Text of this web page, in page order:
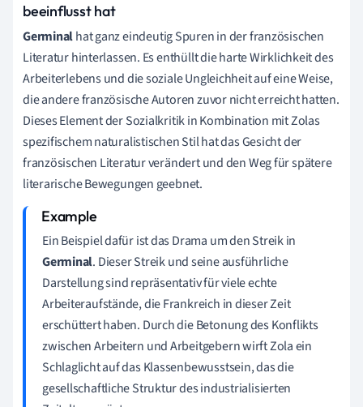
beeinflusst hat
Germinalhat ganz eindeutig Spuren in der französischen
Literatur hinterlassen. Es enthüllt die harte Wirklichkeit des
Arbeiterlebens und die soziale Ungleichheit auf eine Weise,
die andere französische Autoren zuvor nicht erreicht hatten.
Dieses Element der Sozialkritik in Kombination mit Zolas
spezifischem naturalistischen Stil hat das Gesicht der
französischen Literatur verändert und den Weg für spätere
literarische Bewegungen geebnet.
Ein Beispiel dafür ist das Drama um den Streik in
Germinal. Dieser Streik und seine ausführliche
Darstellung sind repräsentativ für viele echte
Arbeiteraufstände, die Frankreich in dieser Zeit
erschüttert haben. Durch die Betonung des Konflikts
zwischen Arbeitern und Arbeitgebern wirft Zola ein
Schlaglicht auf das Klassenbewusstsein, das die
gesellschaftliche Struktur des industrialisierten